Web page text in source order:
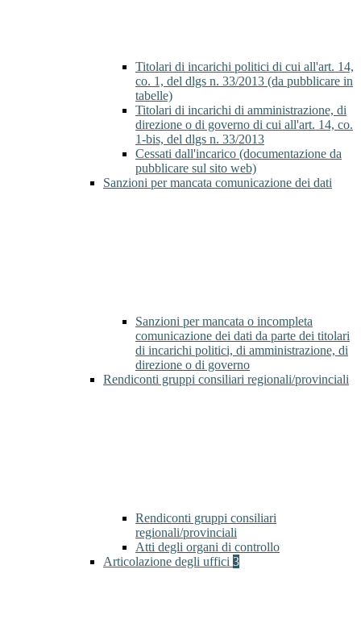
Titolari di incarichi politici di cui all'art. 14,
co. 1, del dlgs n. 33/2013 (da pubblicare in
tabelle)
Titolari di incarichi di amministrazione, di
direzione o di governo di cui all'art. 14, co.
1-bis, del dlgs n. 33/2013
Cessati dall'incarico (documentazione da
pubblicare sul sito web)
Sanzioni per mancata comunicazione dei dati
Sanzioni per mancata o incompleta
comunicazione dei dati da parte dei titolari
di incarichi politici, di amministrazione, di
direzione o di governo
Rendiconti gruppi consiliari regionali/provinciali
Rendiconti gruppi consiliari
regionali/provinciali
Atti degli organi di controllo
Articolazione degli uffici 3